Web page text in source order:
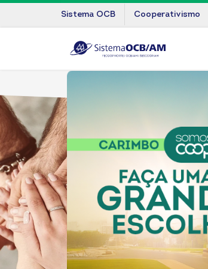
Sistema OCB Cooperativismo